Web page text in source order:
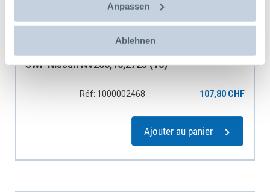
Anpassen
Ablehnen
SWF Nissan NV200,10,2725 (10)
Réf: 1000002468 107,80 CHF
Ajouter au panier